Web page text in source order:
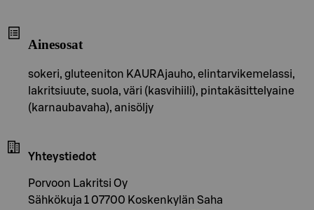
Ainesosat
sokeri, gluteeniton KAURAjauho, elintarvikemelassi,
lakritsiuute, suola, väri (kasvihiili), pintakäsittelyaine
(karnaubavaha), anisöljy
Yhteystiedot
Porvoon Lakritsi Oy
Sähkökuja 1 07700 Koskenkylän Saha